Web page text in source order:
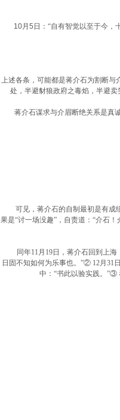
10月5日： “自有智觉以至于今，
上述各条，可能都是蒋介石为割断与
处，半避豺狼政府之毒焰，半避卖
蒋介石谋求与介眉断绝关系是真诚
可见，蒋介石的自制最初是有成绩
果是“讨一场没趣”，自责道：“介石
同年11月19日，蒋介石回到上海
日固不知如何为乐事也。”② 12月31
中：“书此以验实践。”③